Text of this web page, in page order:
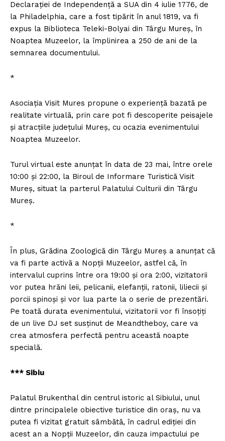
Declaraţiei de Independenţă a SUA din 4 iulie 1776, de
la Philadelphia, care a fost tipărit în anul 1819, va fi
expus la Biblioteca Teleki-Bolyai din Târgu Mureş, în
Noaptea Muzeelor, la împlinirea a 250 de ani de la
semnarea documentului.
*
Asociaţia Visit Mures propune o experienţă bazată pe
realitate virtuală, prin care pot fi descoperite peisajele
şi atracţiile judeţului Mureş, cu ocazia evenimentului
Noaptea Muzeelor.
Turul virtual este anunţat în data de 23 mai, între orele
10:00 şi 22:00, la Biroul de Informare Turistică Visit
Mureş, situat la parterul Palatului Culturii din Târgu
Mureş.
*
În plus, Grădina Zoologică din Târgu Mureş a anunţat că
va fi parte activă a Nopţii Muzeelor, astfel că, în
intervalul cuprins între ora 19:00 şi ora 2:00, vizitatorii
vor putea hrăni leii, pelicanii, elefanţii, ratonii, liliecii şi
porcii spinoşi şi vor lua parte la o serie de prezentări.
Pe toată durata evenimentului, vizitatorii vor fi însoţiţi
de un live DJ set susţinut de Meandtheboy, care va
crea atmosfera perfectă pentru această noapte
specială.
*** Sibiu
Palatul Brukenthal din centrul istoric al Sibiului, unul
dintre principalele obiective turistice din oraş, nu va
putea fi vizitat gratuit sâmbătă, în cadrul ediţiei din
acest an a Nopţii Muzeelor, din cauza impactului pe